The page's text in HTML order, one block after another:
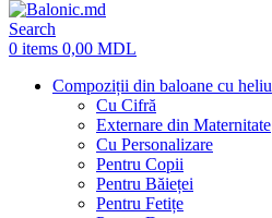
Search
0 items 0,00 MDL
Compoziții din baloane cu heliu
Cu Cifră
Externare din Maternitate
Cu Personalizare
Pentru Copii
Pentru Băieței
Pentru Fetițe